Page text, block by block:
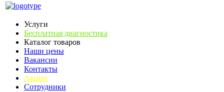
Услуги
Бесплатная диагностика
Каталог товаров
Наши цены
Вакансии
Контакты
Акции
Сотрудники